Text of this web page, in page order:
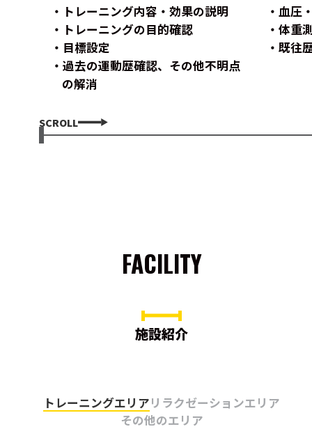
トレーニング内容・効果の説明
トレーニングの目的確認
目標設定
過去の運動歴確認、その他不明点
の解消
血圧
体重
既往
SCROLL
FACILITY
施設紹介
トレーニングエリアリラクゼーションエリア
その他のエリア